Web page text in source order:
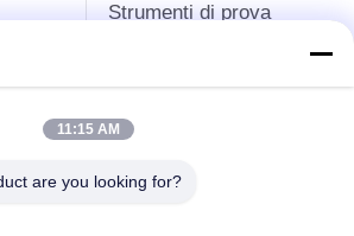
Strumenti di prova
lubrificante
collaudo dell'olio del
11:15 AM
are you looking for?